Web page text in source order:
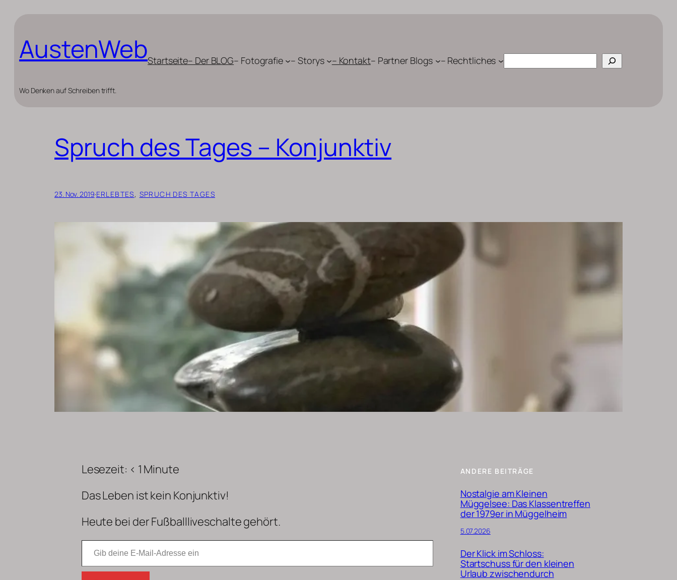
springen
AustenWeb
Wo Denken auf Schreiben trifft.
Startseite– Der BLOG– Fotografie – Storys – Kontakt– Partner Blogs – Rechtliches Suchen
Spruch des Tages – Konjunktiv
23. Nov. 2019·ERLEBTES, SPRUCH DES TAGES
Lesezeit: < 1 Minute
Das Leben ist kein Konjunktiv!
Heute bei derFußballliveschaltegehört.
Gib deine E-Mail-Adresse ein
ANDERE BEITRÄGE
Nostalgie am Kleinen
Müggelsee: Das Klassentreffen
der 1979er in Müggelheim
5.07.2026
Der Klick im Schloss:
Startschuss für den kleinen
Urlaub zwischendurch